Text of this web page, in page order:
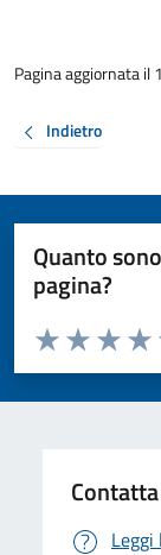
Pagina aggiornata
Indietro
Quanto
pagina?
Valuta da 1 a 5
Valuta
Valuta 2
Valuta 1 stelle